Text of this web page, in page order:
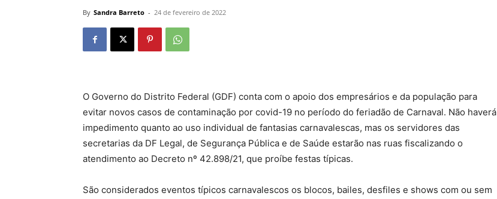
By Sandra Barreto - 24 de fevereiro de 2022
O Governo do Distrito Federal (GDF) conta com o apoio dos empresários e da população para
evitar novos casos de contaminação por covid-19 no período do feriadão de Carnaval. Não haverá
impedimento quanto ao uso individual de fantasias carnavalescas, mas os servidores das
secretarias da DF Legal, de Segurança Pública e de Saúde estarão nas ruas fiscalizando o
atendimento ao Decreto nº 42.898/21, que proíbe festas típicas.
São considerados eventos típicos carnavalescos os blocos, bailes, desfiles e shows com ou sem